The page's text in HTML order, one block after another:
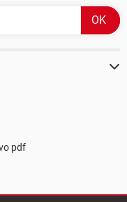
pdf